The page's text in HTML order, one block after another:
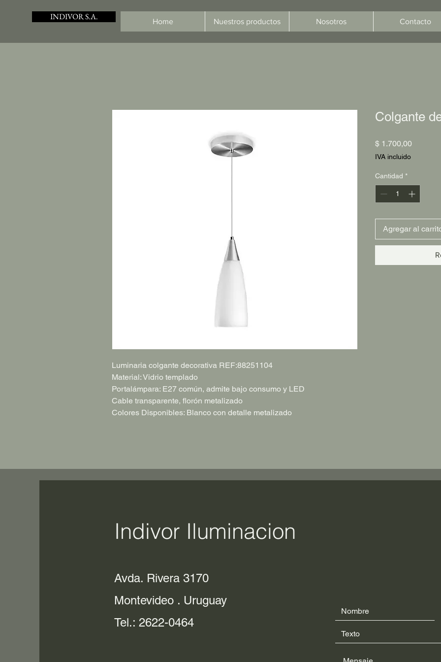
INDIVOR S.A. Home Nuestros productos Nosotros Contacto
Luminaria colgante decorativa REF:88251104
Material: Vidrio templado
Portalámpara: E27 común, admite bajo consumo y LED
Cable transparente, florón metalizado
Colores Disponibles: Blanco con detalle metalizado
Colgante
$ 1.700,00Precio
IVA incluido
Cantidad *
Agregar al
Indivor Iluminacion
Avda. Rivera 3170
Montevideo . Uruguay
Tel.: 2622-0464